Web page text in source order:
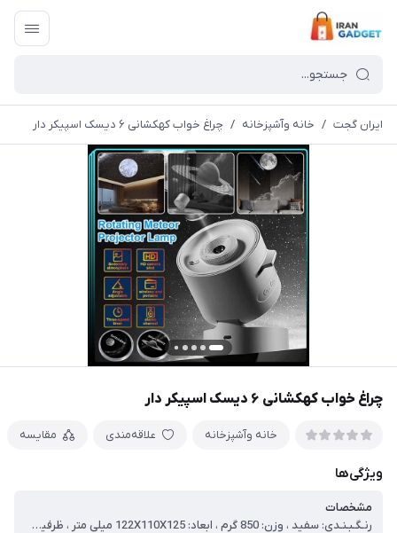
ایران گجت / خانه وآشپزخانه / چراغ خواب کهکشانی ۶ دیسک اسپیکر دار
چراغ خواب کهکشانی ۶ دیسک اسپیکر دار
خانه وآشپزخانه علاقه‌مندی مقایسه
ویژگی‌ها
مشخصات
رنـگـبـنـدی: سفید ، وزن: 850 گرم ، ابعاد: 122X110X125 میلی متر ، ظرفیت باتری داخلی: 2000 میلی آمپر ، جنس: ABS, پلاستیک سخت ، نوع لامپ: کهکشانی ، درگاه شارژ: تایپ سی ، منبع انرژی: برق مستقیم ، مناسب استفاده در: مسافرت و کمپینگ, منزل ، قابلیت های ویژه: پخش موزیک های آرامش بخش, دارای 6 طرح مختلف, دارای اسپیکر, قابلیت تنظیم زاویه تا 45 درجه, نمایش انواع کهکشان ها و آسمان شب, نمایش بارش های شهابی